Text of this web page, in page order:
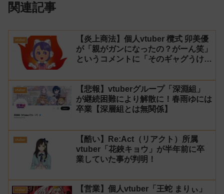
関連記事
vtuber
【炎上商法】個人vtuber 欖式 卯美優
が「親がガンになったの？がーん笑」
というコメントに「そのギャグうけ
はオススメしないと投稿し叩かれる
vtuber
【悲報】vtuberグループ「深淵組」
が継続困難により解散に！春雨ゆには
卒業【深層組とは無関係】
vtuber
【酷い】Re:Act（リアクト）所属
vtuber「花鋏キョウ」が半年前に卒
業していた事が判明！
vtuber
【営業】個人vtuber「王蛇 まりぃ」